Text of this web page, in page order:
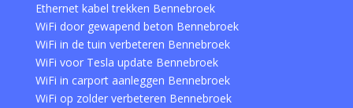
Ethernet kabel trekken Bennebroek
WiFi door gewapend beton Bennebroek
WiFi in de tuin verbeteren Bennebroek
WiFi voor Tesla update Bennebroek
WiFi in carport aanleggen Bennebroek
WiFi op zolder verbeteren Bennebroek